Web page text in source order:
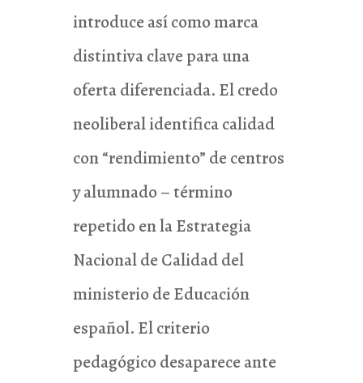
introduce así como marca
distintiva clave para una
oferta diferenciada. El credo
neoliberal identifica calidad
con “rendimiento” de centros
y alumnado – término
repetido en la Estrategia
Nacional de Calidad del
ministerio de Educación
español. El criterio
pedagógico desaparece ante